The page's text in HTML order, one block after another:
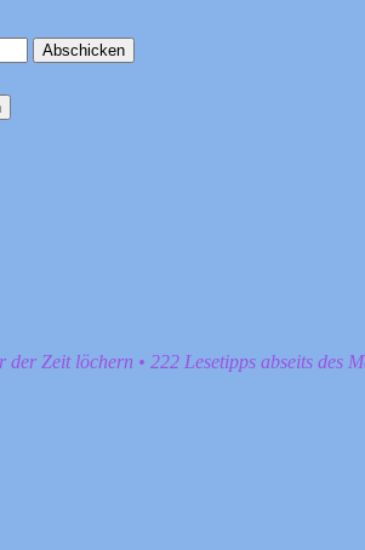
der Zeit löchern • 222 Lesetipps abseits